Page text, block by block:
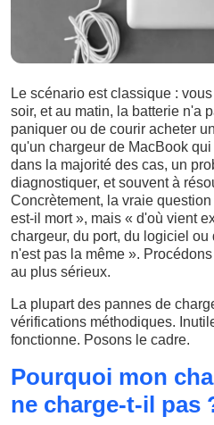
Le scénario est classique :
soir, et au matin, la batterie n'a
paniquer ou de courir acheter
qu'un chargeur de MacBook
dans la majorité des cas, un
diagnostiquer, et souvent à
Concrètement, la vraie
est-il mort », mais « d'où vient
chargeur, du port, du logiciel
n'est pas la même ».
au plus sérieux.
La plupart des pannes de
vérifications méthodiques.
fonctionne. Posons le cadre.
Pourquoi mon
ne charge-t-il pas